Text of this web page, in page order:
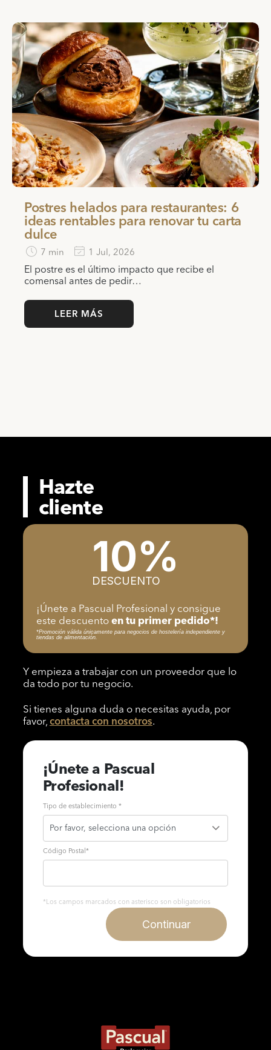
Postres helados para restaurantes: 6
ideas rentables para renovar tu carta
dulce
7 min 1 Jul, 2026
El postre es el último impacto que recibe el
comensal antes de pedir…
LEER MÁS
Hazte
cliente
10%
DESCUENTO
¡Únete a Pascual Profesional y consigue
este descuentoen tu primer pedido*!
*Promoción válida únicamente para negocios de hostelería independiente y
tiendas de alimentación.
Y empieza a trabajar con un proveedor que lo
da todo por tu negocio.
Si tienes alguna duda o necesitas ayuda, por
favor, contacta con nosotros.
¡Únete a Pascual
Profesional!
Tipo de establecimiento *
Código Postal*
*Los campos marcados con asterisco son obligatorios
Continuar